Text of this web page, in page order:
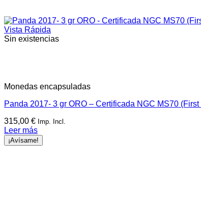
Vista Rápida
Sin existencias
Monedas encapsuladas
Panda 2017- 3 gr ORO – Certificada NGC MS70
315,00 € Imp. Incl.
Leer más
¡Avísame!